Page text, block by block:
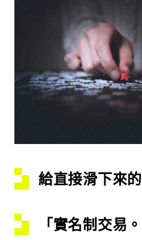
給直接滑下來
「實名制交易。